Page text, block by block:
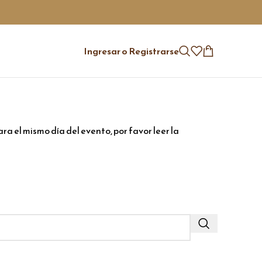
Ingresar o Registrarse
el mismo día del evento, por favor leer la